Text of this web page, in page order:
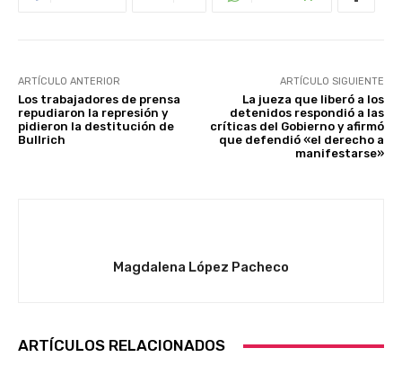
ARTÍCULO ANTERIOR
Los trabajadores de prensa
repudiaron la represión y
pidieron la destitución de
Bullrich
ARTÍCULO SIGUIENTE
La jueza que liberó a los
detenidos respondió a las
críticas del Gobierno y afirmó
que defendió «el derecho a
manifestarse»
Magdalena López Pacheco
ARTÍCULOS RELACIONADOS